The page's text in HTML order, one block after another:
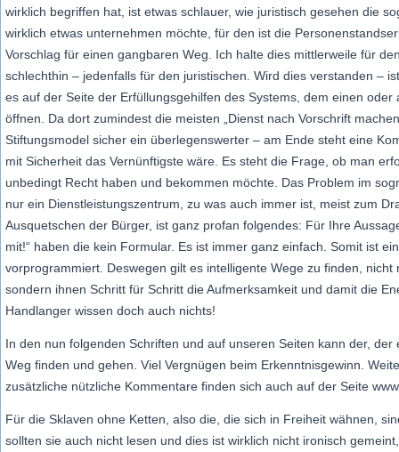
wirklich begriffen hat, ist etwas schlauer, wie juristisch gesehen die
wirklich etwas unternehmen möchte, für den ist die
Vorschlag für einen gangbaren Weg. Ich halte dies mittlerweile für
schlechthin – jedenfalls für den juristischen. Wird dies verstanden –
es auf der Seite der Erfüllungsgehilfen des Systems, dem einen oder
öffnen. Da dort zumindest die meisten „Dienst nach Vorschrift
Stiftungsmodel sicher ein überlegenswerter – am Ende steht eine
mit Sicherheit das Vernünftigste wäre. Es steht die Frage, ob man
unbedingt Recht haben und bekommen möchte. Das Problem im
nur ein Dienstleistungszentrum, zu was auch immer ist, meist zum
Ausquetschen der Bürger, ist ganz profan folgendes: Für Ihre
mit!“ haben die kein Formular. Es ist immer ganz einfach. Somit ist
vorprogrammiert. Deswegen gilt es intelligente Wege zu finden, nicht
sondern ihnen Schritt für Schritt die Aufmerksamkeit und damit die
Handlanger wissen doch auch nichts!
In den nun folgenden Schriften und auf unseren Seiten kann der, der
Weg finden und gehen. Viel Vergnügen beim Erkenntnisgewinn.
zusätzliche nützliche Kommentare finden sich auch auf der Seite
Für die Sklaven ohne Ketten, also die, die sich in Freiheit wähnen,
sollten sie auch nicht lesen und dies ist wirklich nicht ironisch